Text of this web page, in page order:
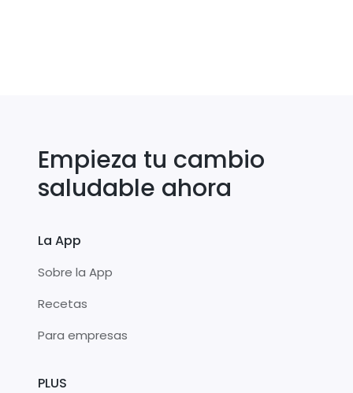
Empieza tu cambio
saludable ahora
La App
Sobre la App
Recetas
Para empresas
PLUS